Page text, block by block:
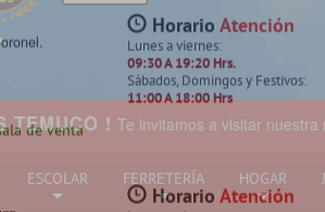
!Te invitamos a visitar nuestra nueva
de venta
HorarioAtención
Lunes a viernes:
09:30 A 19:20 Hrs.
Sábados:
Horario Atención
ESCOLAR FERRETERÍA HOGAR